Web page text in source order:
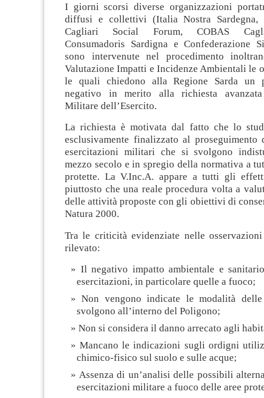
I giorni scorsi diverse organizzazioni
diffusi e collettivi (Italia Nostra Sardegna,
Cagliari Social Forum, COBAS
Consumadoris Sardigna e Confederazione
sono intervenute nel procedimento
Valutazione Impatti e Incidenze Ambientali le
le quali chiedono alla Regione Sarda un
negativo in merito alla richiesta
Militare dell’Esercito.
La richiesta è motivata dal fatto che lo
esclusivamente finalizzato al proseguimento
esercitazioni militari che si svolgono
mezzo secolo e in spregio della normativa a
protette. La V.Inc.A. appare a tutti gli
piuttosto che una reale procedura volta a
delle attività proposte con gli obiettivi di
Natura 2000.
Tra le criticità evidenziate nelle
rilevato:
Il negativo impatto ambientale e
esercitazioni, in particolare quelle a fuoco;
Non vengono indicate le modalità
svolgono all’interno del Poligono;
Non si considera il danno arrecato agli
Mancano le indicazioni sugli ordigni
chimico-fisico sul suolo e sulle acque;
Assenza di un’analisi delle possibili
esercitazioni militare a fuoco delle aree